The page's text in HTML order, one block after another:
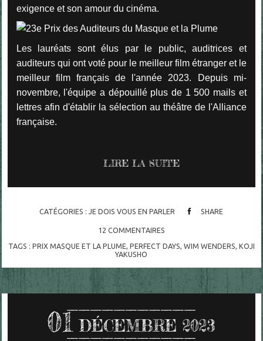
exigence et son amour du cinéma.
Les lauréats sont élus par le public, auditrices et
auditeurs qui ont voté pour le meilleur film étranger et le
meilleur film français de l'année 2023. Depuis mi-
novembre, l'équipe a dépouillé plus de 1 500 mails et
lettres afin d'établir la sélection au théâtre de l'Alliance
française.
LIRE LA SUITE
CATÉGORIES :JE DOIS VOUS EN PARLER SHARE
12 COMMENTAIRES
TAGS : PRIX MASQUE ET LA PLUME PERFECT DAYS WIM WENDERS KOJI
YAKUSHO
01 DÉCEMBRE 2023